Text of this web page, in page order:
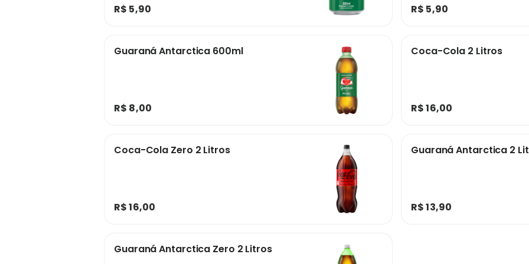
R$ 5,90 R$ 5,90
Guaraná Antarctica 600ml
R$ 8,00
Coca-Cola 2 Litros
R$ 16,00
Coca-Cola Zero 2 Litros
R$ 16,00
Guaraná Antarctica 2
R$ 13,90
Guaraná Antarctica Zero 2 Litros